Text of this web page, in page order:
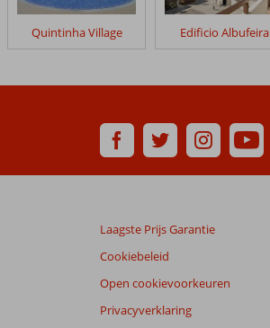
Quintinha Village Edificio Albufeira
Laagste Prijs Garantie
Cookiebeleid
Open cookievoorkeuren
Privacyverklaring